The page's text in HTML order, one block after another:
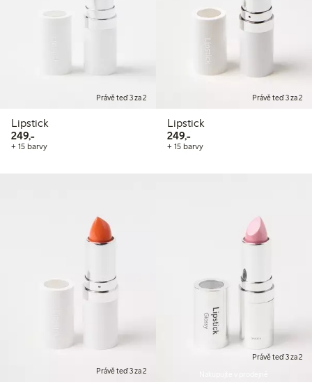
Právě teď 3 za 2
Lipstick
249,-249,00 Kč
+ 15 barvy
Právě teď 3 za 2
Lipstick
249,-249,00 Kč
+ 15 barvy
Právě teď 3 za 2
Právě teď 3 za 2